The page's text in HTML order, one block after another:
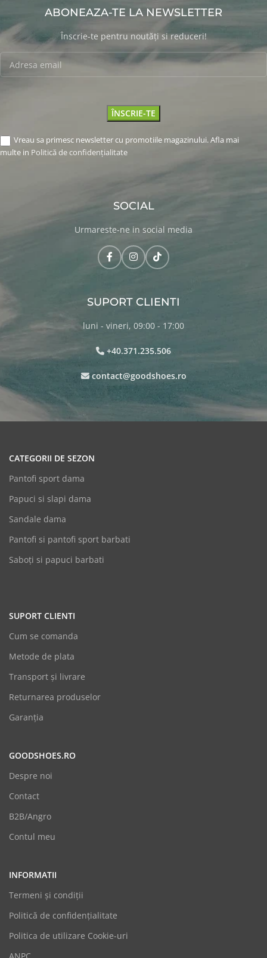
ABONEAZA-TE LA NEWSLETTER
Înscrie-te pentru noutăți si reduceri!
Vreau sa primesc newsletter cu promotiile magazinului. Afla mai
multe in Politică de confidențialitate
SOCIAL
Urmareste-ne in social media
SUPORT CLIENTI
luni - vineri, 09:00 - 17:00
+40.371.235.506
contact@goodshoes.ro
CATEGORII DE SEZON
Pantofi sport dama
Papuci si slapi dama
Sandale dama
Pantofi si pantofi sport barbati
Saboți si papuci barbati
SUPORT CLIENTI
Cum se comanda
Metode de plata
Transport și livrare
Returnarea produselor
Garanția
GOODSHOES.RO
Despre noi
Contact
B2B/Angro
Contul meu
INFORMATII
Termeni şi condiții
Politică de confidențialitate
Politica de utilizare Cookie-uri
ANPC